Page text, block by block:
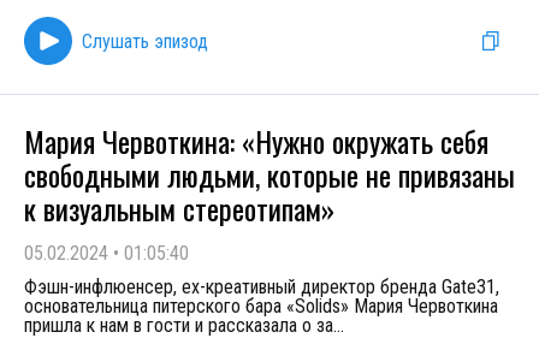
Слушать эпизод
Мария Червоткина: «Нужно окружать себя
свободными людьми, которые не привязаны
к визуальным стереотипам»
05.02.2024 • 01:05:40
Фэшн-инфлюенсер, ex-креативный директор бренда Gate31,
основательница питерского бара «Solids» Мария Червоткина
пришла к нам в гости и рассказала о за...